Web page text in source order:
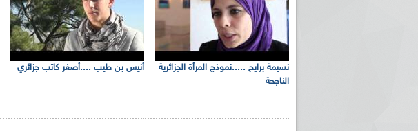
نسيمة برايح .....نموذج المرأة الجزائرية
الناجحة
أنيس بن طيب ....أصغر كاتب جزائري